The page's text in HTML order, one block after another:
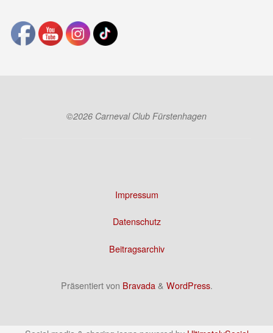
©2026 Carneval Club Fürstenhagen
Impressum
Datenschutz
Beitragsarchiv
Präsentiert von Bravada& WordPress.